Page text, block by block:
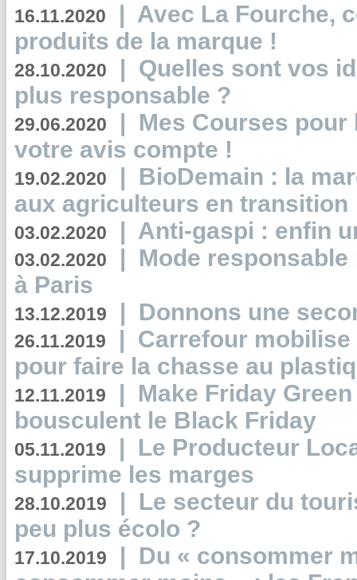
16.11.2020 | Avec La Fourche,
produits de la marque !
28.10.2020 | Quelles sont vos
plus responsable ?
29.06.2020 | Mes Courses pour
votre avis compte !
19.02.2020 | BioDemain : la
aux agriculteurs en transition
03.02.2020 | Anti-gaspi : enfin
03.02.2020 | Mode
à Paris
13.12.2019 | Donnons une
26.11.2019 | Carrefour
pour faire la chasse au
12.11.2019 | Make Friday
bousculent le Black Friday
05.11.2019 | Le Producteur
supprime les marges
28.10.2019 | Le secteur du
peu plus écolo ?
17.10.2019 | Du « consommer